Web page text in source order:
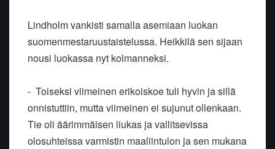
Lindholm vankisti samalla asemiaan luokan
suomenmestaruustaistelussa. Heikkilä sen sijaan
nousi luokassa nyt kolmanneksi.
- Toiseksi viimeinen erikoiskoe tuli hyvin ja sillä
onnistuttiin, mutta viimeinen ei sujunut ollenkaan.
Tie oli äärimmäisen liukas ja vallitsevissa
olosuhteissa varmistin maaliintulon ja sen mukana